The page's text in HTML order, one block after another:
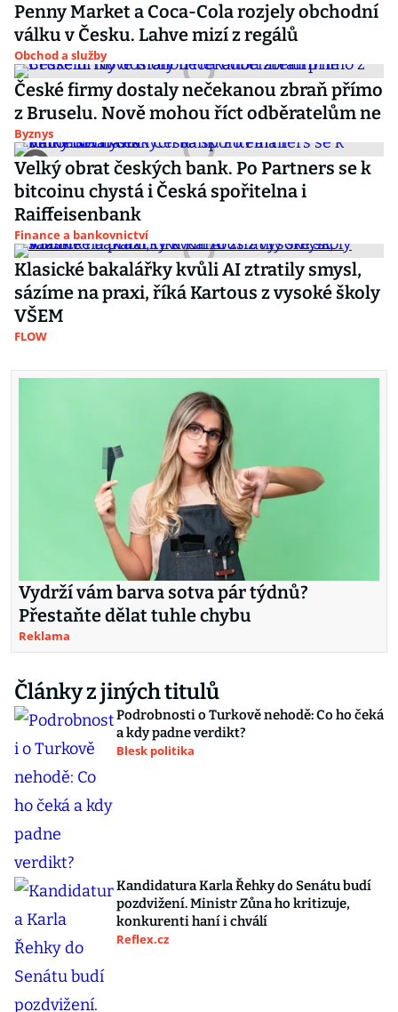
Penny Market a Coca-Cola rozjely obchodní
válku v Česku. Lahve mizí z regálů
Obchod a služby
České firmy dostaly nečekanou zbraň přímo
z Bruselu. Nově mohou říct odběratelům ne
Byznys
Velký obrat českých bank. Po Partners se k
bitcoinu chystá i Česká spořitelna i
Raiffeisenbank
Finance a bankovnictví
Klasické bakalářky kvůli AI ztratily smysl,
sázíme na praxi, říká Kartous z vysoké školy
VŠEM
FLOW
Vydrží vám barva sotva pár týdnů?
Přestaňte dělat tuhle chybu
Reklama
Články z jiných titulů
Podrobnosti o Turkově nehodě: Co ho čeká
a kdy padne verdikt?
Blesk politika
Kandidatura Karla Řehky do Senátu budí
pozdvižení. Ministr Zůna ho kritizuje,
konkurenti haní i chválí
Reflex.cz